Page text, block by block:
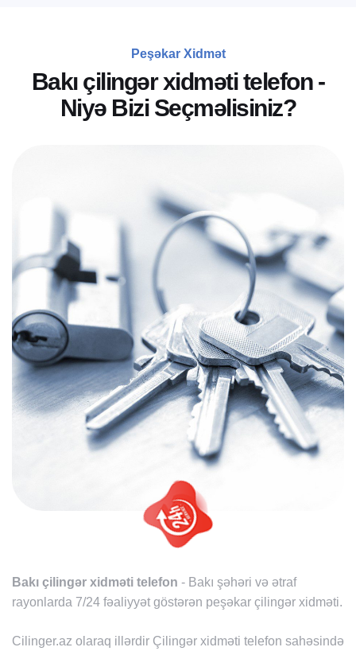
Peşəkar Xidmət
Bakı çil ingər xidməti tel efon -
Niyə Bizi Seçməl isiniz?
Bakı çilingər xidməti telefon - Bakı şəhəri və ətraf
rayonlarda 7/24 fəaliyyət göstərən peşəkar çilingər xidməti.
Cilinger.az olaraq illərdir Çilingər xidməti telefon sahəsində